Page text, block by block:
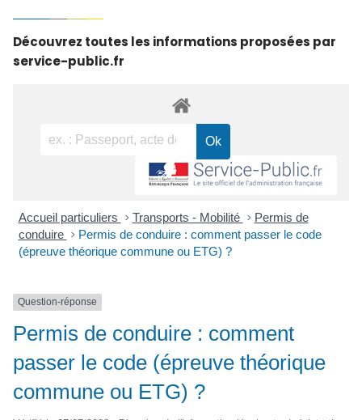
Découvrez toutes les informations proposées par
service-public.fr
Accueil particuliers > Transports - Mobilité > Permis de
conduire > Permis de conduire : comment passer le code
(épreuve théorique commune ou ETG) ?
Question-réponse
Permis de conduire : comment
passer le code (épreuve théorique
commune ou ETG) ?